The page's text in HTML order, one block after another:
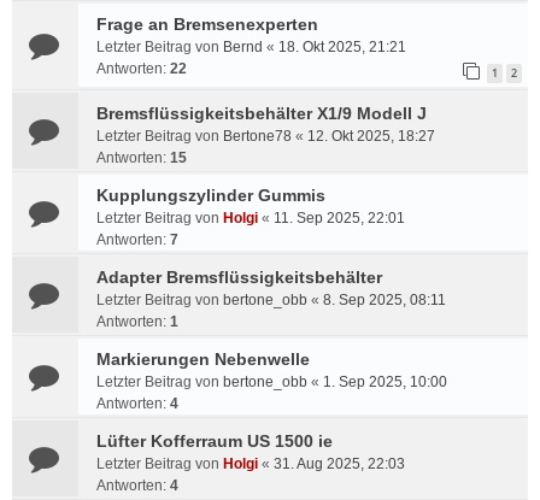
Frage an Bremsenexperten
Letzter Beitrag von Bernd « 18. Okt 2025, 21:21
Antworten: 22 1 2
Bremsflüssigkeitsbehälter X1/9 Modell J
Letzter Beitrag von Bertone78 « 12. Okt 2025, 18:27
Antworten: 15
Kupplungszylinder Gummis
Letzter Beitrag von Holgi « 11. Sep 2025, 22:01
Antworten: 7
Adapter Bremsflüssigkeitsbehälter
Letzter Beitrag von bertone_obb « 8. Sep 2025, 08:11
Antworten: 1
Markierungen Nebenwelle
Letzter Beitrag von bertone_obb « 1. Sep 2025, 10:00
Antworten: 4
Lüfter Kofferraum US 1500 ie
Letzter Beitrag von Holgi « 31. Aug 2025, 22:03
Antworten: 4